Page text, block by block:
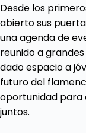
Desde los
abierto sus
una agenda de
reunido a
dado espacio a
futuro del
oportunidad
juntos.